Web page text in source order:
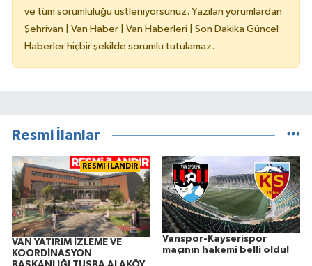
ve tüm sorumluluğu üstleniyorsunuz. Yazılan yorumlardan
Şehrivan | Van Haber | Van Haberleri | Son Dakika Güncel
Haberler hiçbir şekilde sorumlu tutulamaz.
Resmi İlanlar
RESMİ İLANDIR
VAN YATIRIM İZLEME VE
KOORDİNASYON
Vanspor-Kayserispor
maçının hakemi belli oldu!